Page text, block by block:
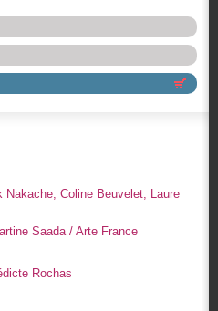
Coline Beuvelet, Laure
Saada / Arte France
Rochas